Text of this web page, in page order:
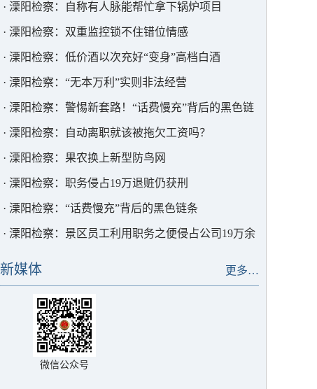
· 溧阳检察：自称有人脉能帮忙拿下锅炉项目
· 溧阳检察：双重监控锁不住错位情感
· 溧阳检察：低价酒以次充好“变身”高档白酒
· 溧阳检察：“无本万利”实则非法经营
· 溧阳检察：警惕新套路！“话费慢充”背后的黑色链
条
· 溧阳检察：自动离职就该被拖欠工资吗？
· 溧阳检察：果农换上新型防鸟网
· 溧阳检察：职务侵占19万退赃仍获刑
· 溧阳检察：“话费慢充”背后的黑色链条
· 溧阳检察：景区员工利用职务之便侵占公司19万余
更多…
新媒体
微信公众号